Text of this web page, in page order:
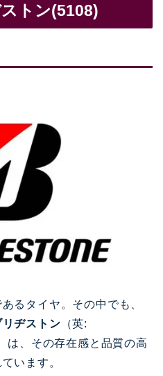
トン(5108)
るタイヤ。その中でも、
ヂストン （英:
、その存在感と品質の高
います。